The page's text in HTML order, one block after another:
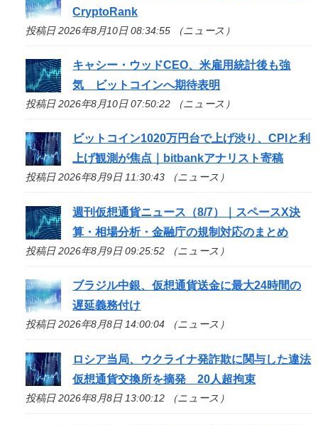
CryptoRank
投稿日 2026年8月10日 08:34:55 （ニュース）
キャシー・ウッドCEO、米雇用統計後も強
気 ビットコインへ期待表明
投稿日 2026年8月10日 07:50:22 （ニュース）
ビットコイン1020万円台で上げ渋り、CPIと利
上げ観測が焦点｜bitbankアナリスト寄稿
投稿日 2026年8月9日 11:30:43 （ニュース）
週刊仮想通貨ニュース（8/7）｜スペースX決
算・相場分析・金融庁の規制対応のまとめ
投稿日 2026年8月9日 09:25:52 （ニュース）
ブラジル中銀、仮想通貨送金に最大24時間の
遅延義務付け
投稿日 2026年8月8日 14:00:04 （ニュース）
ロシア当局、ウクライナ発詐欺に関与した違法
仮想通貨交換所を摘発 20人超拘束
投稿日 2026年8月8日 13:00:12 （ニュース）